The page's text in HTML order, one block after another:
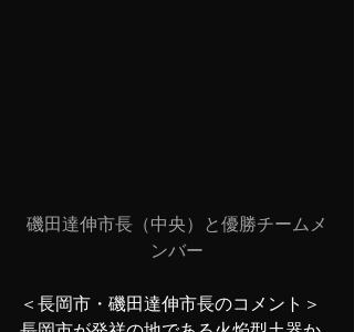
磯田達伸市長（中央）と優勝チームメ
ンバー
＜長岡市・磯田達伸市長のコメント＞